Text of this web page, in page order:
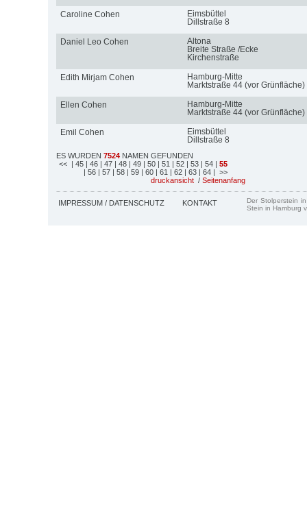
Caroline Cohen
Eimsbüttel
Dillstraße 8
Daniel Leo Cohen
Altona
Breite Straße /Ecke
Kirchenstraße
Edith Mirjam Cohen
Hamburg-Mitte
Marktstraße 44 (vor Grünfläche)
Ellen Cohen
Hamburg-Mitte
Marktstraße 44 (vor Grünfläche)
Emil Cohen
Eimsbüttel
Dillstraße 8
ES WURDEN 7524 NAMEN GEFUNDEN
<< | 45 | 46 | 47 | 48 | 49 | 50 | 51 | 52 | 53 | 54 | 55
| 56 | 57 | 58 | 59 | 60 | 61 | 62 | 63 | 64 | >>
druckansicht / Seitenanfang
IMPRESSUM / DATENSCHUTZ KONTAKT
Der Stolperstein
Stein in Hamburg